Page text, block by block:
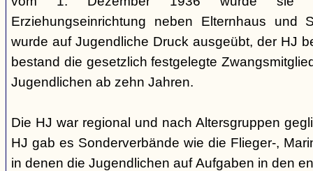
Erziehungseinrichtung neben Elternhaus und
wurde auf Jugendliche Druck ausgeübt, der HJ
bestand die gesetzlich festgelegte
Jugendlichen ab zehn Jahren.
Die HJ war regional und nach Altersgruppen
HJ gab es Sonderverbände wie die Flieger-,
in denen die Jugendlichen auf Aufgaben in den